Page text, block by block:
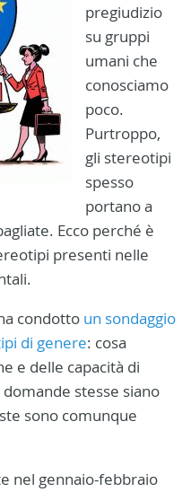
pregiudizio
su gruppi
umani che
conosciamo
poco.
Purtroppo,
gli stereotipi
spesso
portano a
Ecco perché è
presenti nelle
condotto un sondaggio
di genere: cosa
e delle capacità di
stesse siano
sono comunque
nel gennaio-febbraio